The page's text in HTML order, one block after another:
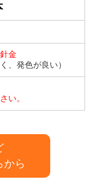
金
、発色が良い）
い。
から